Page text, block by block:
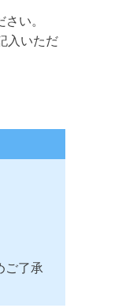
い。
入いただ
ご了承